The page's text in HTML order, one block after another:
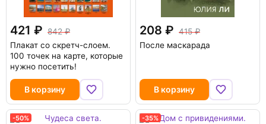
421
842
Плакат со скретч-слоем.
100 точек на карте, которые
нужно посетить!
В корзину
208
415
После маскарада
В корзину
-50% -35%